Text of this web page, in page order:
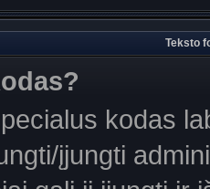
Teksto
kodas
įjungti